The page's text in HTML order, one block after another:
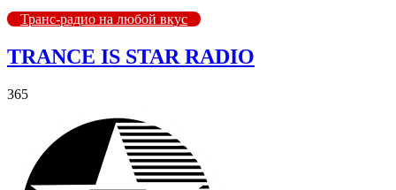
Транс-радио на любой вкус
TRANCE IS STAR RADIO
365